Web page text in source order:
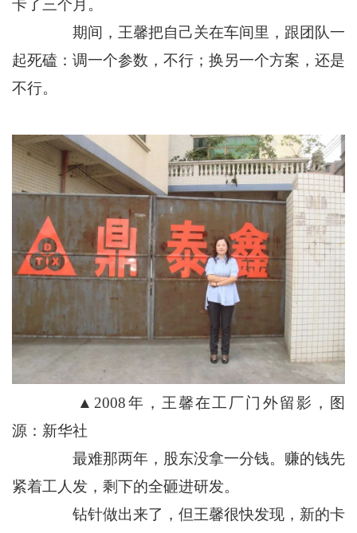
卡了三个月。
期间，王馨把自己关在车间里，跟团队一
起死磕：调一个参数，不行；换另一个方案，还是
不行。
▲2008年，王馨在工厂门外留影，图
源：新华社
最难那两年，股东没拿一分钱。赚的钱先
紧着工人发，剩下的全砸进研发。
钻针做出来了，但王馨很快发现，新的卡